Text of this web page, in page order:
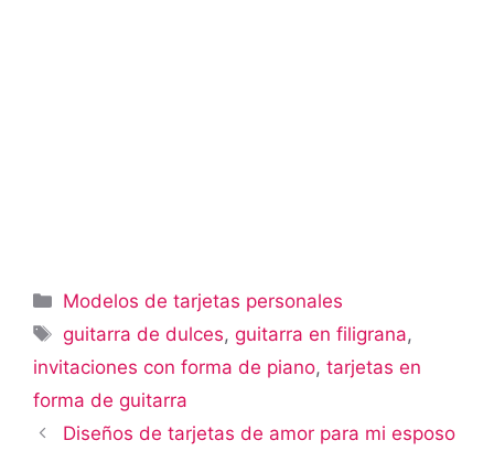
Categorías
Modelos de tarjetas personales
Etiquetas
guitarra de dulces,guitarra en filigrana,
invitaciones con forma de piano, tarjetas en
forma de guitarra
Diseños de tarjetas de amor para mi esposo